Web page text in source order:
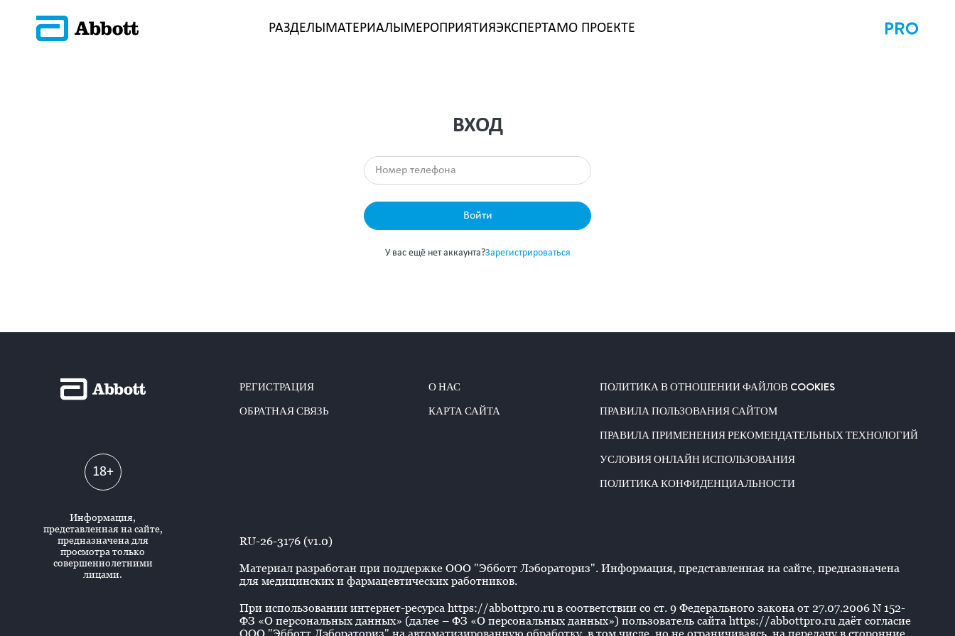
РАЗДЕЛЫ МАТЕРИАЛЫ МЕРОПРИЯТИЯЭКСПЕРТАМО ПРОЕКТЕ
ВХОД
Войти
У вас ещё нет аккаунта?Зарегистрироваться
18+
Информация,
представленная на сайте,
предназначена для
просмотра только
совершеннолетними
лицами.
РЕГИСТРАЦИЯ
ОБРАТНАЯ СВЯЗЬ
О НАС
КАРТА САЙТА
ПОЛИТИКА В ОТНОШЕНИИ ФАЙЛОВ COOKIES
ПРАВИЛА ПОЛЬЗОВАНИЯ САЙТОМ
ПРАВИЛА ПРИМЕНЕНИЯ РЕКОМЕНДАТЕЛЬНЫХ ТЕХНОЛОГИЙ
УСЛОВИЯ ОНЛАЙН ИСПОЛЬЗОВАНИЯ
ПОЛИТИКА КОНФИДЕНЦИАЛЬНОСТИ
RU-26-3176 (v1.0)
Материал разработан при поддержке ООО "Эбботт Лэбораториз". Информация, представленная на сайте, предназначена
для медицинских и фармацевтических работников.
При использовании интернет-ресурса https://abbottpro.ru в соответствии со ст. 9 Федерального закона от 27.07.2006 N 152-
ФЗ «О персональных данных» (далее – ФЗ «О персональных данных») пользователь сайта https://abbottpro.ru даёт согласие
ООО "Эбботт Лэбораториз" на автоматизированную обработку, в том числе, но не ограничиваясь, на передачу в сторонние